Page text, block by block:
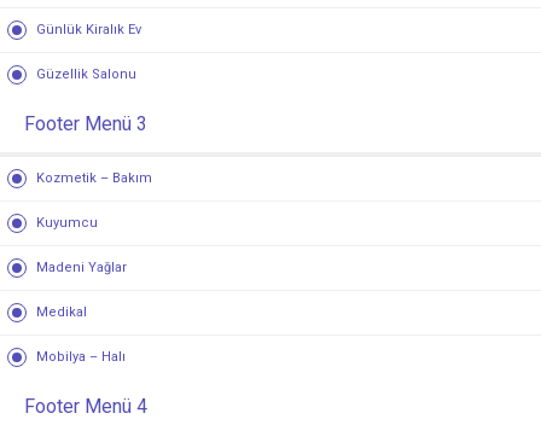
Günlük Kiralık Ev
Güzellik Salonu
Footer Menü 3
Kozmetik – Bakım
Kuyumcu
Madeni Yağlar
Medikal
Mobilya – Halı
Footer Menü 4